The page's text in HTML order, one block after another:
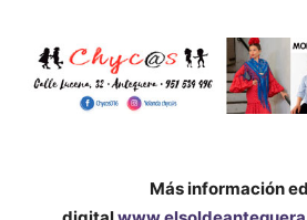
Más información